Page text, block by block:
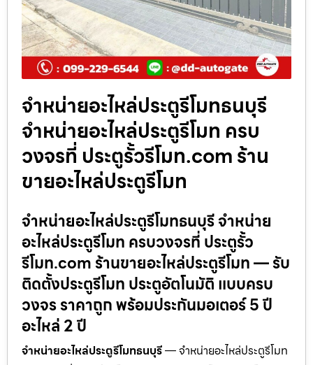
จำหน่ายอะไหล่ประตูรีโมทธนบุรี
จำหน่ายอะไหล่ประตูรีโมท ครบ
วงจรที่ ประตูรั้วรีโมท.com ร้าน
ขายอะไหล่ประตูรีโมท
จำหน่ายอะไหล่ประตูรีโมทธนบุรี จำหน่าย
อะไหล่ประตูรีโมท ครบวงจรที่ ประตูรั้ว
รีโมท.com ร้านขายอะไหล่ประตูรีโมท — รับ
ติดตั้งประตูรีโมท ประตูอัตโนมัติ แบบครบ
วงจร ราคาถูก พร้อมประกันมอเตอร์ 5 ปี
อะไหล่ 2 ปี
จำหน่ายอะไหล่ประตูรีโมทธนบุรี— จำหน่ายอะไหล่ประตูรีโมท